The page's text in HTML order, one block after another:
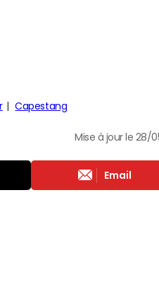
Capestang
Mise à jour le 28/
Email